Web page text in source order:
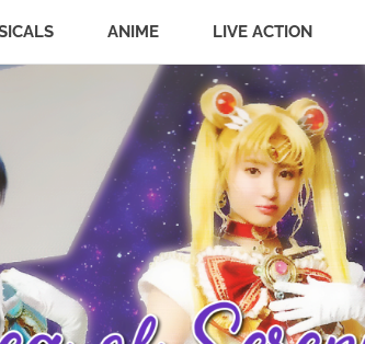
ANIME LIVE ACTION